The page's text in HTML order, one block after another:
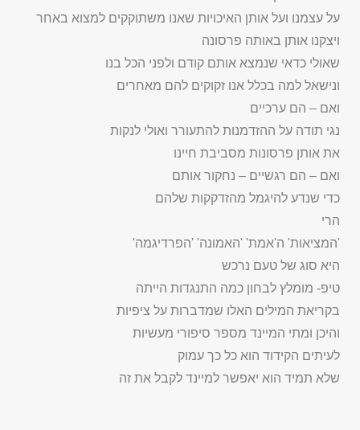
על עצמנו ועל אותן האיכויות שאנו משתוקקים למצוא באחר
ויצקנו אותן באותה פרסונה
שאולי כדאי שנמצא אותם קודם ולפני הכל בנו
ונישאל למה בכלל אנו זקוקים להם מאחרים
ואם – הם ערכיים
נגי תודה על ההזדמנות להתעורר ואולי לנקות
את אותן פרסונות מסביבת חיינו
ואם – הם רגשיים – נחקור אותם
כדי שנדע להיגמל מהזדקקות שלהם
הרי
'המציאות' ה'אמת' 'האמונה' 'הפרדיגמה'
היא סוג של טעם נרכש
טיפ- מומלץ לבחון כמה התנגדות הייתה
בקריאת המילים האלו שמדברות על ציפיות
והיכן ומתי המיינד מספר סיפורי מעשיות
לעיתים הקידוד הוא כל כך עמוק
שלא תמיד הוא יאפשר למיינד לקבל את זה